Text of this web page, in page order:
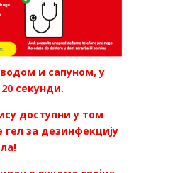
и сапуном, у
секунди.
доступни у том
гел за дезинфекцију